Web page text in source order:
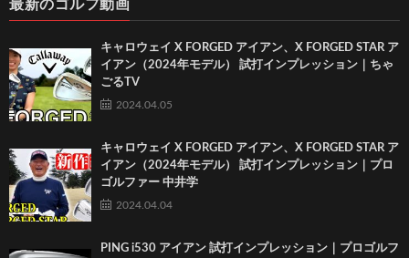
最新のゴルフ動画
キャロウェイ X FORGED アイアン、X FORGED STAR ア
イアン（2024年モデル） 試打インプレッション｜ちゃ
ごるTV
2024.04.05
キャロウェイ X FORGED アイアン、X FORGED STAR ア
イアン（2024年モデル） 試打インプレッション｜プロ
ゴルファー 中井学
2024.04.04
PING i530 アイアン 試打インプレッション｜プロゴルフ